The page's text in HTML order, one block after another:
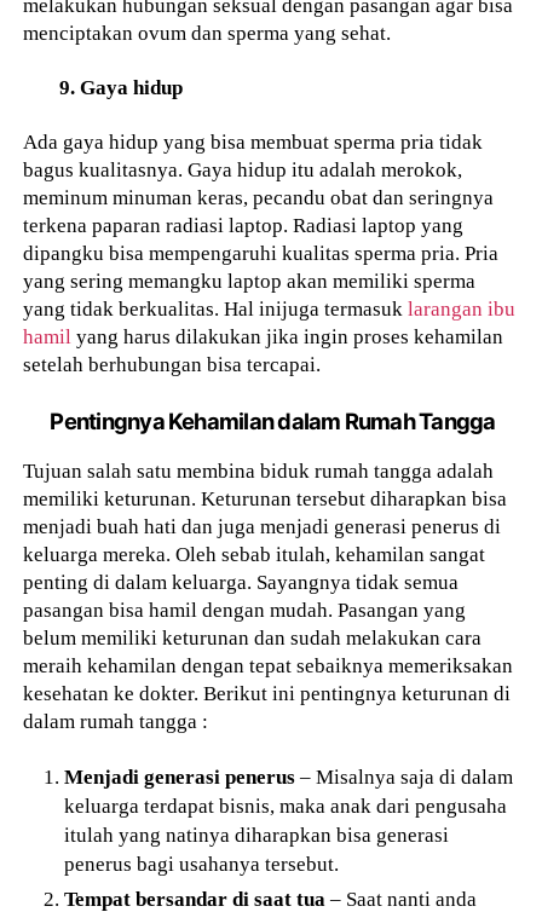
melakukan hubungan seksual dengan pasangan agar bisa
menciptakan ovum dan sperma yang sehat.
9. Gaya hidup
Ada gaya hidup yang bisa membuat sperma pria tidak
bagus kualitasnya. Gaya hidup itu adalah merokok,
meminum minuman keras, pecandu obat dan seringnya
terkena paparan radiasi laptop. Radiasi laptop yang
dipangku bisa mempengaruhi kualitas sperma pria. Pria
yang sering memangku laptop akan memiliki sperma
yang tidak berkualitas. Hal inijuga termasuklarangan ibu
hamil yang harus dilakukan jika ingin proses kehamilan
setelah berhubungan bisa tercapai.
Pentingnya Kehamilan dalam Rumah Tangga
Tujuan salah satu membina biduk rumah tangga adalah
memiliki keturunan. Keturunan tersebut diharapkan bisa
menjadi buah hati dan juga menjadi generasi penerus di
keluarga mereka. Oleh sebab itulah, kehamilan sangat
penting di dalam keluarga. Sayangnya tidak semua
pasangan bisa hamil dengan mudah. Pasangan yang
belum memiliki keturunan dan sudah melakukan cara
meraih kehamilan dengan tepat sebaiknya memeriksakan
kesehatan ke dokter. Berikut ini pentingnya keturunan di
dalam rumah tangga :
Menjadi generasi penerus – Misalnya saja di dalam
keluarga terdapat bisnis, maka anak dari pengusaha
itulah yang natinya diharapkan bisa generasi
penerus bagi usahanya tersebut.
Tempat bersandar di saat tua – Saat nanti anda